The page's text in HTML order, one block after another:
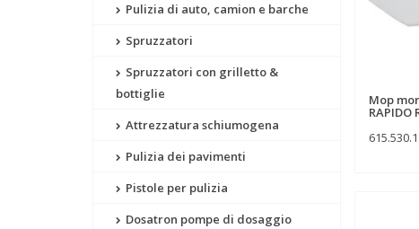
Pulizia di auto, camion e barche
Spruzzatori
Spruzzatori con grilletto &
bottiglie
Attrezzatura schiumogena
Pulizia dei pavimenti
Pistole per pulizia
Dosatron pompe di dosaggio
Mop
RAPIDO